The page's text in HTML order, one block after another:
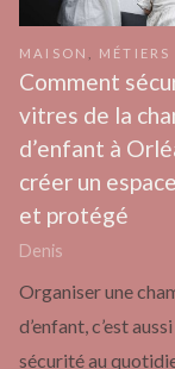
MAISON MÉTIERS
Comment
vitres de la
d’enfant à
créer un
et protégé
Denis
Organiser une
d’enfant, c’est
sécurité au